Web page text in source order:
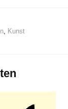
Kunst